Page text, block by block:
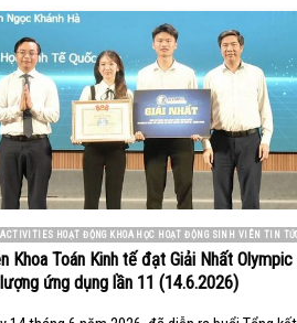
HOẠT ĐỘNG KHOA HỌC HOẠT ĐỘNG SINH VIÊN TIN
Khoa Toán Kinh tế đạt Giải Nhất Olympic
ứng dụng lần 11 (14.6.2026)